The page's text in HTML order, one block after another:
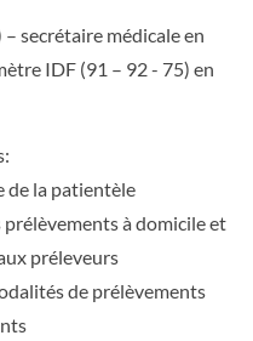
secrétaire médicale en
IDF (91 – 92 - 75) en
de la patientèle
à domicile et
préleveurs
de prélèvements